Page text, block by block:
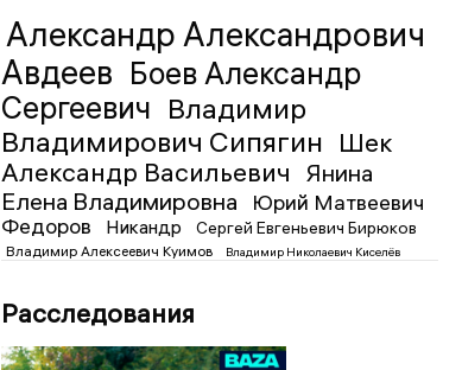
Александр Александрович
Авдеев Боев Александр
Сергеевич Владимир
Владимирович Сипягин Шек
Александр Васильевич
Янина
Елена Владимировна
Юрий Матвеевич
Федоров
Никандр Сергей Евгеньевич Бирюков
Владимир Алексеевич Куимов Владимир Николаевич Киселёв
Расследования